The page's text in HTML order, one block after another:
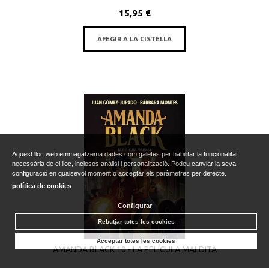
15,95 €
AFEGIR A LA CISTELLA
AMANDA BLACK 10 - LA PELÍCULA MALDITA
Aquest lloc web emmagatzema dades com galetes per habilitar la funcionalitat
necessària de el lloc, inclosos anàlisi i personalització. Podeu canviar la seva
configuració en qualsevol moment o acceptar els paràmetres per defecte.
política de cookies
Configurar
Rebutjar totes les cookies
Acceptar totes les cookies